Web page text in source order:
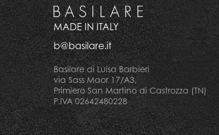
MADE IN ITALY
b@basilare.it
Basilare di Luisa Barbieri
via Sass Maor 17/A3,
Primiero San Martino di Castrozza (TN)
P.IVA 02642480228